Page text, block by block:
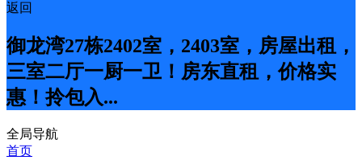
返回
御龙湾27栋2402室，2403室，房屋出租，
三室二厅一厨一卫！房东直租，价格实
惠！拎包入...
全局导航
首页